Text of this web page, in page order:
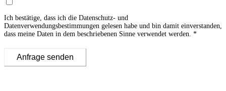
Ich bestätige, dass ich die Datenschutz- und
Datenverwendungsbestimmungen gelesen habe und bin damit einverstanden,
dass meine Daten in dem beschriebenen Sinne verwendet werden.
Anfrage senden